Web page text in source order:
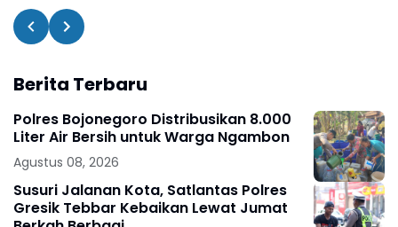
Berita Terbaru
Polres Bojonegoro Distribusikan 8.000
Liter Air Bersih untuk Warga Ngambon
Agustus 08, 2026
Susuri Jalanan Kota, Satlantas Polres
Gresik Tebbar Kebaikan Lewat Jumat